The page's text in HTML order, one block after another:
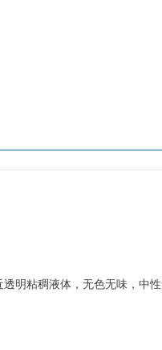
明粘稠液体，无色无味，中